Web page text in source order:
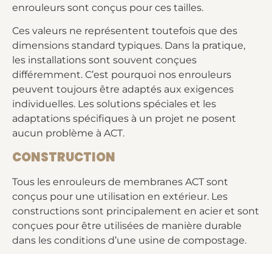
enrouleurs sont conçus pour ces tailles.
Ces valeurs ne représentent toutefois que des
dimensions standard typiques. Dans la pratique,
les installations sont souvent conçues
différemment. C’est pourquoi nos enrouleurs
peuvent toujours être adaptés aux exigences
individuelles. Les solutions spéciales et les
adaptations spécifiques à un projet ne posent
aucun problème à ACT.
CONSTRUCTION
Tous les enrouleurs de membranes ACT sont
conçus pour une utilisation en extérieur. Les
constructions sont principalement en acier et sont
conçues pour être utilisées de manière durable
dans les conditions d’une usine de compostage.